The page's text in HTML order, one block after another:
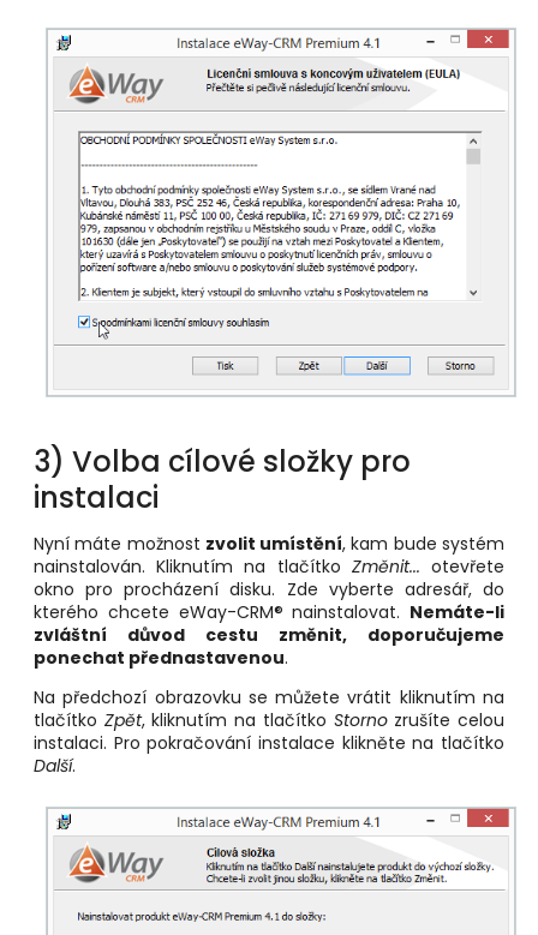
3) Volba cílové složky pro
instalaci
Nyní máte možnost zvolit umístění, kam bude systém
nainstalován. Kliknutím na tlačítko Změnit... otevřete
okno pro procházení disku. Zde vyberte adresář, do
kterého chcete eWay-CRM® nainstalovat. Nemáte-li
zvláštní důvod cestu změnit, doporučujeme
ponechat přednastavenou.
Na předchozí obrazovku se můžete vrátit kliknutím na
tlačítko Zpět, kliknutím na tlačítko Stornozrušíte celou
instalaci. Pro pokračování instalace klikněte na tlačítko
Další.